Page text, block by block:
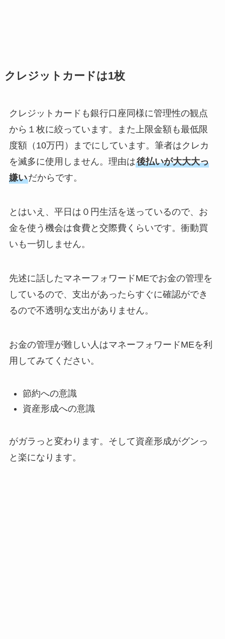
クレジットカードは1枚
クレジットカードも銀行口座同様に管理性の観点
から１枚に絞っています。また上限金額も最低限
度額（10万円）までにしています。筆者はクレカ
を滅多に使用しません。理由は後払いが大大大っ
嫌いだからです。
とはいえ、平日は０円生活を送っているので、お
金を使う機会は食費と交際費くらいです。衝動買
いも一切しません。
先述に話したマネーフォワードMEでお金の管理を
しているので、支出があったらすぐに確認ができ
るので不透明な支出がありません。
お金の管理が難しい人はマネーフォワードMEを利
用してみてください。
節約への意識
資産形成への意識
がガラっと変わります。そして資産形成がグンっ
と楽になります。